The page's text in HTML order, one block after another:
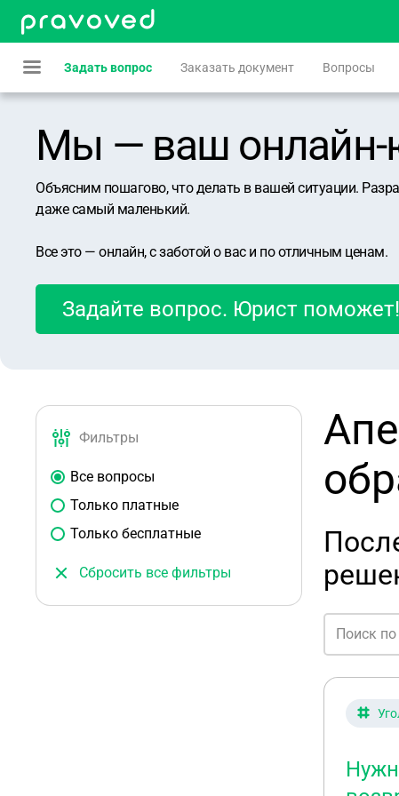
Задать вопрос Заказать документ Вопросы
Мы — ваш онлайн-
Объясним пошагово, что делать в вашей ситуации.
даже самый маленький.
Все это — онлайн, с заботой о вас и по отличным ценам.
Задайте вопрос. Юрист поможет!
Фильтры
Все вопросы
Только платные
Только бесплатные
Сбросить все фильтры